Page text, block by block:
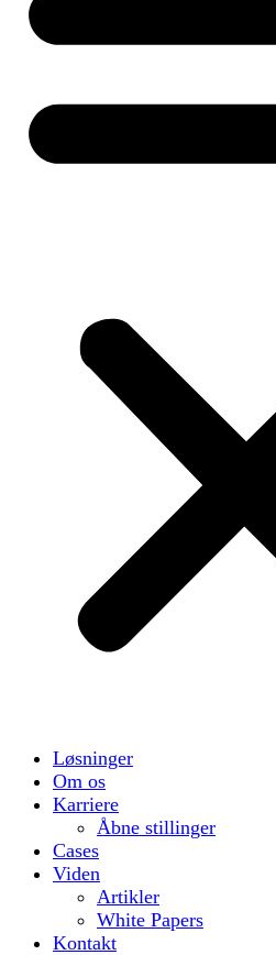
Løsninger
Om os
Karriere
Åbne stillinger
Cases
Viden
Artikler
White Papers
Kontakt